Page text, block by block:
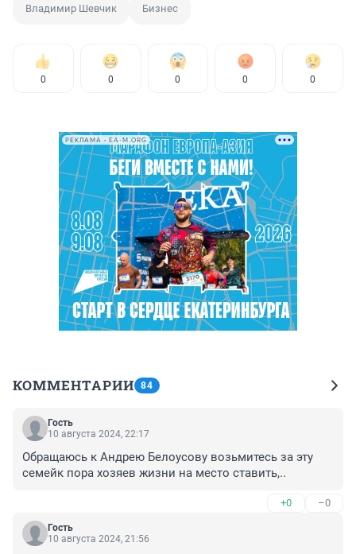
Владимир Шевчик Бизнес
0 0 0 0 0
РЕКЛАМА • EA-M.ORG
КОММЕНТАРИИ 84
Гость
10 августа 2024, 22:17
Обращаюсь к Андрею Белоусову возьмитесь за эту
семейк пора хозяев жизни на место ставить,..
+0 –0
Гость
10 августа 2024, 21:56